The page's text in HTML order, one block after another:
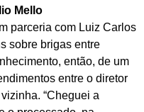
Mello
parceria com Luiz Carlos
sobre brigas entre
então, de um
entre o diretor
“Cheguei a